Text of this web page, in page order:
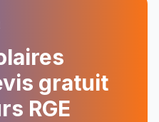
gratuit
RGE